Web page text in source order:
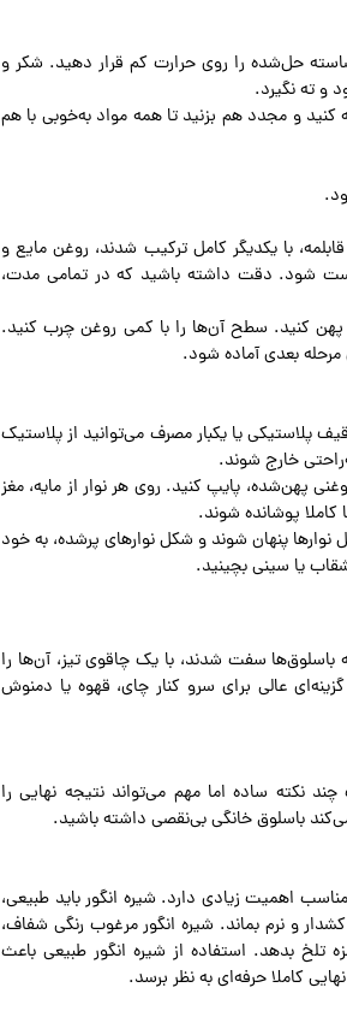
حل‌شده را روی حرارت کم قرار دهید. شکر و
و ته نگیرد.
و مجدد هم بزنید تا همه مواد به‌خوبی با هم
با یکدیگر کامل ترکیب شدند، روغن مایع و
شود. دقت داشته باشید که در تمامی مدت،
کنید. سطح آن‌ها را با کمی روغن چرب کنید.
بعدی آماده شود.
پلاستیکی یا یکبار مصرف می‌توانید از پلاستیک
خارج شوند.
پهن‌شده، پایپ کنید. روی هر نوار از مایه، مغز
کاملا پوشانده شوند.
نوارها پنهان شوند و شکل نوارهای پر‌شده، به خود
یا سینی بچینید.
باسلوق‌ها سفت شدند، با یک چاقوی تیز، آن‌ها را
عالی برای سرو کنار چای، قهوه یا دمنوش
نکته ساده اما مهم می‌تواند نتیجه نهایی را
باسلوق خانگی بی‌نقصی داشته باشید.
اهمیت زیادی دارد. شیره انگور باید طبیعی،
و نرم بماند. شیره انگور مرغوب رنگی شفاف،
تلخ بدهد. استفاده از شیره انگور طبیعی باعث
کاملا حرفه‌ای به نظر برسد.